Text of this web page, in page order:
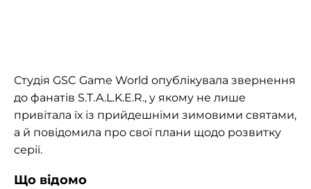
Студія GSC Game World опублікувала звернення
до фанатів S.T.A.L.K.E.R., у якому не лише
привітала їх із прийдешніми зимовими святами,
а й повідомила про свої плани щодо розвитку
серії.
Що відомо